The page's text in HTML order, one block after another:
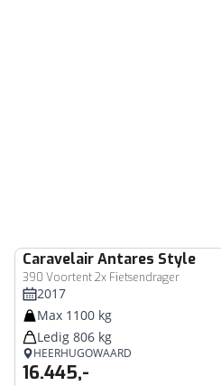
CaravelairAntares Style
390 Voortent 2x Fietsendrager
2017
Max 1100 kg
Ledig 806 kg
HEERHUGOWAARD
16.445,-